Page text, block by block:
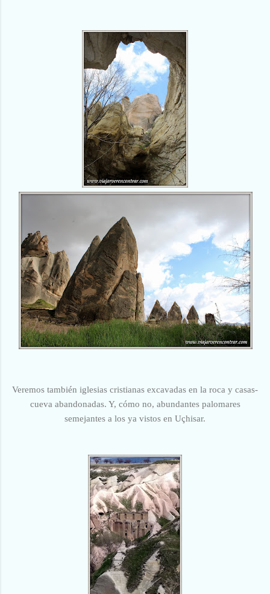
Veremos también iglesias cristianas excavadas en la roca y casas-
cueva abandonadas. Y, cómo no, abundantes palomares
semejantes a los ya vistos en Uçhisar.